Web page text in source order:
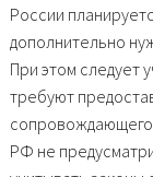
России
дополнительно
При этом следует
требуют
РФ не